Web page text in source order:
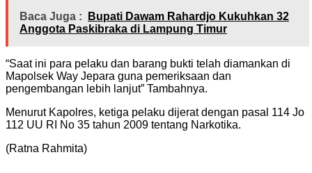
Baca Juga :
Bupati Dawam Rahardjo Kukuhkan 32
Anggota Paskibraka di Lampung Timur
“Saat ini para pelaku dan barang bukti telah diamankan di
Mapolsek Way Jepara guna pemeriksaan dan
pengembangan lebih lanjut” Tambahnya.
Menurut Kapolres, ketiga pelaku dijerat dengan pasal 114 Jo
112 UU RI No 35 tahun 2009 tentang Narkotika.
(Ratna Rahmita)